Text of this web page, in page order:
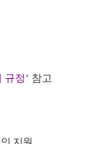
규정’ 참고